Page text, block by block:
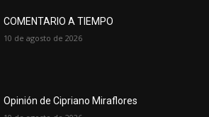
COMENTARIO A TIEMPO
10 de agosto de 2026
Opinión de Cipriano Miraflores